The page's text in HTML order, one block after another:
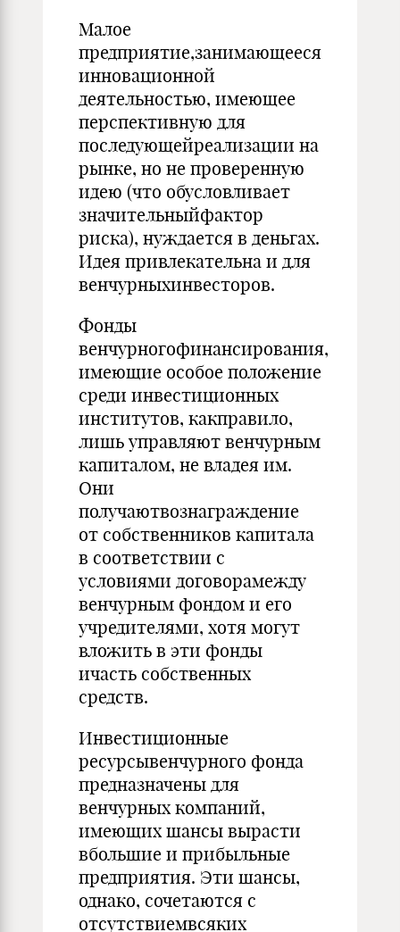
Малое
предприятие,занимающееся
инновационной
деятельностью, имеющее
перспективную для
последующейреализации на
рынке, но не проверенную
идею (что обусловливает
значительныйфактор
риска), нуждается в деньгах.
Идея привлекательна и для
венчурныхинвесторов.
Фонды
венчурногофинансирования,
имеющие особое положение
среди инвестиционных
институтов, какправило,
лишь управляют венчурным
капиталом, не владея им.
Они
получаютвознаграждение
от собственников капитала
в соответствии с
условиями договорамежду
венчурным фондом и его
учредителями, хотя могут
вложить в эти фонды
ичасть собственных
средств.
Инвестиционные
ресурсывенчурного фонда
предназначены для
венчурных компаний,
имеющих шансы вырасти
вбольшие и прибыльные
предприятия. Эти шансы,
однако, сочетаются с
отсутствиемвсяких